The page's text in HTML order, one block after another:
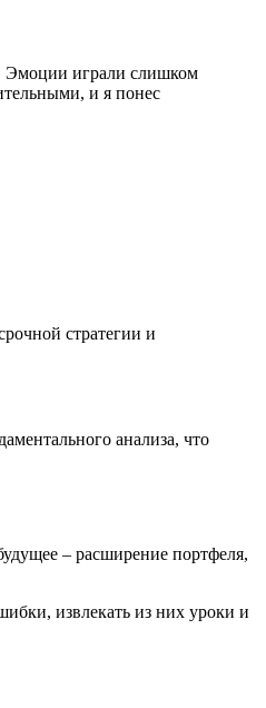
Эмоции играли слишком
и я понес
стратегии и
анализа, что
– расширение портфеля,
извлекать из них уроки и